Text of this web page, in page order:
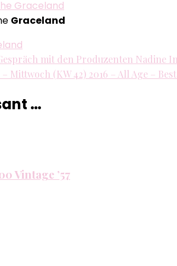
Dienstag
2016
–
Graceland
mit den Produzenten Nadine
(KW 42) 2016 – All Age –
…
Vintage ’57